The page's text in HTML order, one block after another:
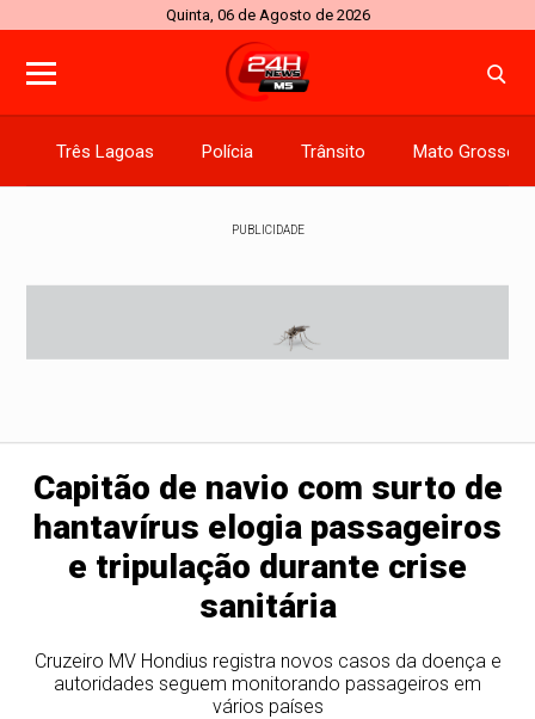
Quinta, 06 de Agosto de 2026
Três Lagoas Polícia Trânsito Mato Grosso
PUBLICIDADE
Capitão de navio com surto de
hantavírus elogia passageiros
e tripulação durante crise
sanitária
Cruzeiro MV Hondius registra novos casos da doença e
autoridades seguem monitorando passageiros em
vários países